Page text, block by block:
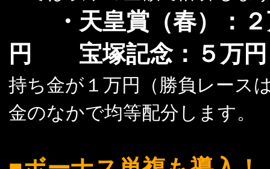
・天皇賞（春）：
円 宝塚記念：５万円
持ち金が１万円（勝負レース
金のなかで均等配分します。